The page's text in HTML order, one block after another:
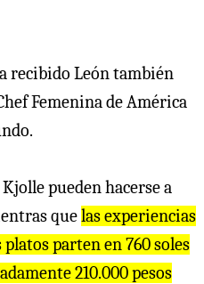
recibido León también
Femenina de América
pueden hacerse a
quelas experiencias
parten en 760 soles
210.000 pesos